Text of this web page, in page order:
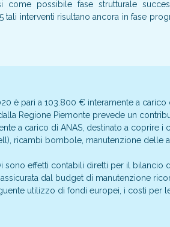
come possibile fase strutturale
interventi risultano ancora in fase
è pari a 103.800 € interamente a carico
Regione Piemonte prevede un
a carico di ANAS, destinato a coprire
ricambi bombole, manutenzione delle
sono effetti contabili diretti per il bilancio
dal budget di manutenzione
utilizzo di fondi europei, i costi per